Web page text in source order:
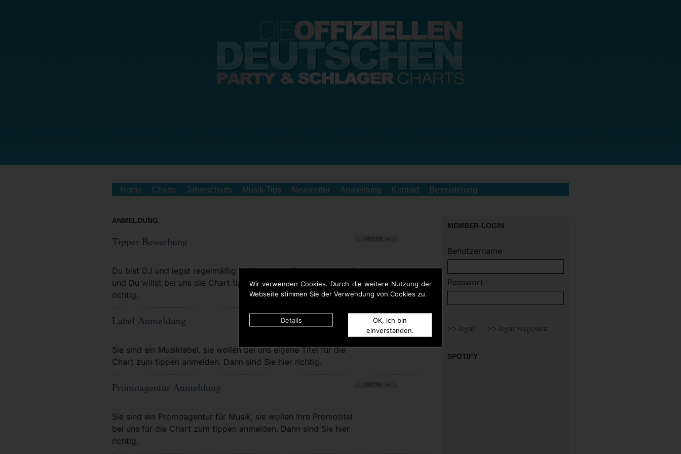
Wir verwenden Cookies. Durch die weitere Nutzung der
Webseite stimmen Sie der Verwendung von Cookies zu.
Details
OK, ich bin
einverstanden.
Home Charts Jahrescharts Musik-Tips Newsletter Anmeldung Kontakt Bemusterung
ANMELDUNG
Tipper Bewerbung
Du bist DJ und legst regelmäßig in Clubs oder Discotheken auf
und Du willst bei uns die Chart tippen. Dann bist Du hier
richtig.
Mehr Info
Label Anmeldung
Sie sind ein Musiklabel, sie wollen bei uns eigene Titel für die
Chart zum tippen anmelden. Dann sind Sie hier richtig.
Mehr Info
Promoagentur Anmeldung
Sie sind ein Promoagentur für Musik, sie wollen Ihre Promotitel
bei uns für die Chart zum tippen anmelden. Dann sind Sie hier
richtig.
Mehr Info
MEMBER-LOGIN
Benutzername
Passwort
SPOTIFY